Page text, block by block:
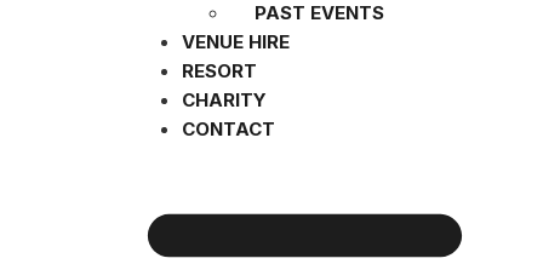
PAST EVENTS
VENUE HIRE
RESORT
CHARITY
CONTACT